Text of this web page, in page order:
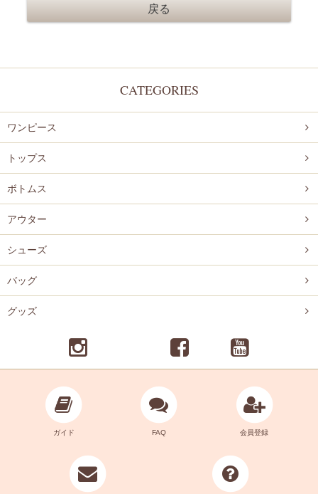
CATEGORIES
ワンピース
トップス
ボトムス
アウター
シューズ
バッグ
グッズ
ガイド FAQ 会員登録